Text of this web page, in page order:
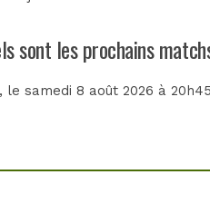
sont les prochains
, le samedi 8 août 2026 à